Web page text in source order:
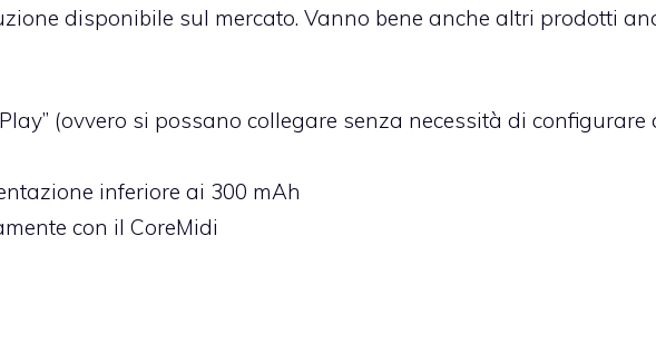
disponibile sul mercato. Vanno bene anche altri prodotti
(ovvero si possano collegare senza necessità di configurare
inferiore ai 300 mAh
con il CoreMidi